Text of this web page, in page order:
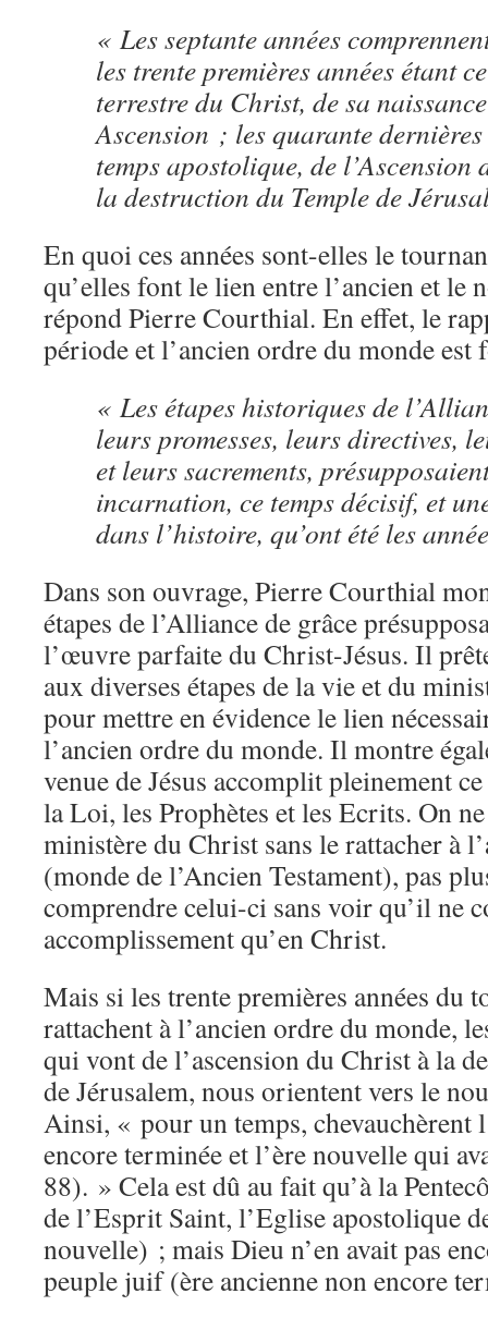
« Les septante années
les trente premières années étant
terrestre du Christ, de sa
Ascension ; les quarante
temps apostolique, de l’Ascension
la destruction du Temple de
En quoi ces années sont-elles le
qu’elles font le lien entre l’ancien et le
répond Pierre Courthial. En effet, le
période et l’ancien ordre du monde est
« Les étapes historiques de
leurs promesses, leurs directives,
et leurs sacrements,
incarnation, ce temps décisif, et
dans l’histoire, qu’ont été les
Dans son ouvrage, Pierre Courthial
étapes de l’Alliance de grâce
l’œuvre parfaite du Christ-Jésus. Il
aux diverses étapes de la vie et du
pour mettre en évidence le lien
l’ancien ordre du monde. Il montre
venue de Jésus accomplit pleinement
la Loi, les Prophètes et les Ecrits. On
ministère du Christ sans le rattacher à
(monde de l’Ancien Testament), pas
comprendre celui-ci sans voir qu’il ne
accomplissement qu’en Christ.
Mais si les trente premières années du
rattachent à l’ancien ordre du monde,
qui vont de l’ascension du Christ à la
de Jérusalem, nous orientent vers le
Ainsi, « pour un temps, chevauchèrent
encore terminée et l’ère nouvelle qui
88). » Cela est dû au fait qu’à la
de l’Esprit Saint, l’Eglise apostolique
nouvelle) ; mais Dieu n’en avait pas
peuple juif (ère ancienne non encore